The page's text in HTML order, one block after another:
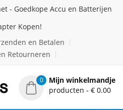
- Goedkope Accu en Batterijen
Kopen!
en Betalen
Retourneren
0
Mijn winkelmandje
producten - € 0.00